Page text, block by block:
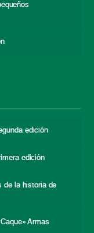
edición
edición
de la historia de
Armas